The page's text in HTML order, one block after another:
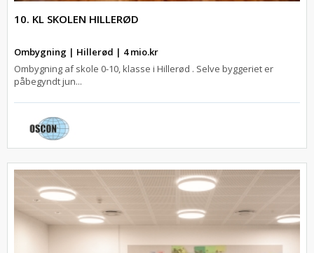
10. KL SKOLEN HILLERØD
Ombygning | Hillerød | 4 mio.kr
Ombygning af skole 0-10, klasse i Hillerød . Selve byggeriet er
påbegyndt jun...